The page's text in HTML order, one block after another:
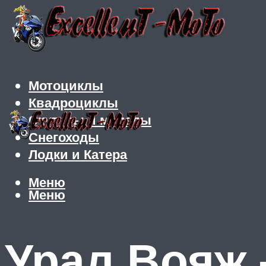
Мотоциклы
Квадроциклы
Скутеры и мопеды
Снегоходы
Лодки и Катера
Меню
Меню